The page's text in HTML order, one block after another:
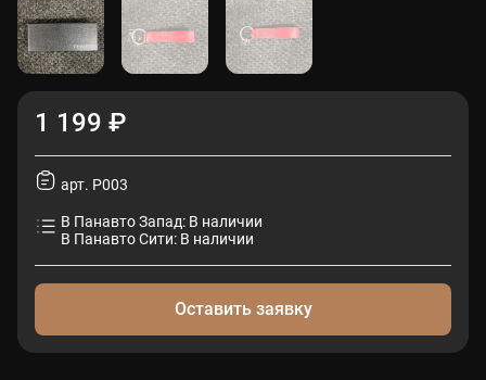
1 199 ₽
арт. P003
В Панавто Запад: В наличии
В Панавто Сити: В наличии
Оставить заявку